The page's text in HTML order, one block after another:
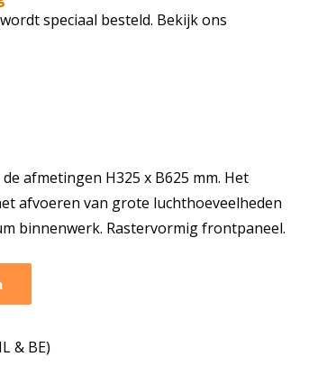
speciaal besteld. Bekijk ons
afmetingen H325 x B625 mm. Het
afvoeren van grote luchthoeveelheden
binnenwerk. Rastervormig frontpaneel.
& BE)